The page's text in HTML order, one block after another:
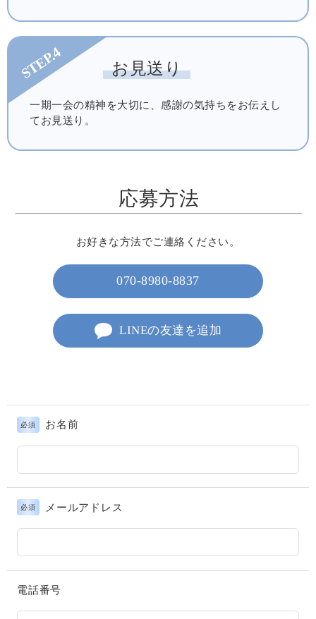
STEP.4 お見送り
一期一会の精神を大切に、感謝の気持ちをお伝えし
てお見送り。
応募方法
お好きな方法でご連絡ください。
070-8980-8837
LINEの友達を追加
必須 お名前
必須 メールアドレス
電話番号